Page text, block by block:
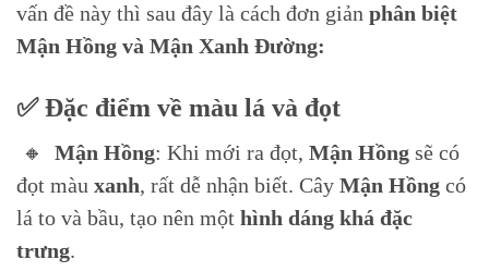
vấn đề này thì sau đây là cách đơn giản phân biệt
Mận Hồng và Mận Xanh Đường:
✅ Đặc điểm về màu lá và đọt
🔸 Mận Hồng: Khi mới ra đọt, Mận Hồng sẽ có
đọt màu xanh, rất dễ nhận biết. Cây Mận Hồng có
lá to và bầu, tạo nên một hình dáng khá đặc
trưng.